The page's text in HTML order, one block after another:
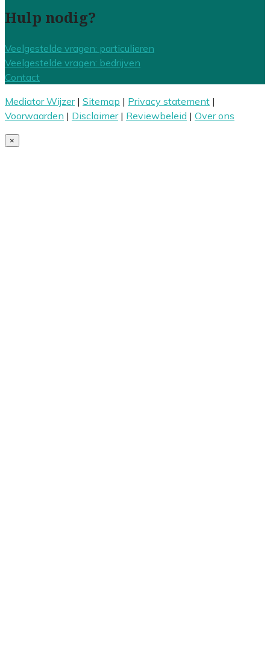
Hulp nodig?
Veelgestelde vragen: particulieren
Veelgestelde vragen: bedrijven
Contact
Mediator Wijzer| Sitemap | Privacy statement |
Voorwaarden | Disclaimer| Reviewbeleid | Over ons
×